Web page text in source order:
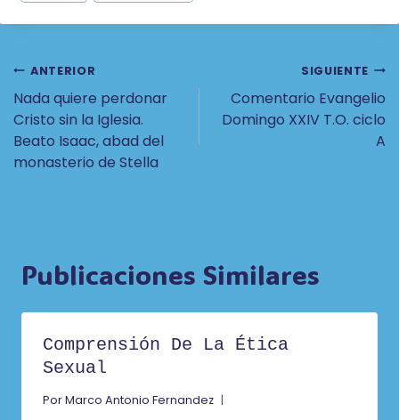
Navegación
De
Entradas
ANTERIOR
Nada quiere perdonar
Cristo sin la Iglesia.
Beato Isaac, abad del
monasterio de Stella
SIGUIENTE
Comentario Evangelio
Domingo XXIV T.O. ciclo
A
Publicaciones Similares
Comprensión De La Ética
Sexual
PorMarco Antonio Fernandez